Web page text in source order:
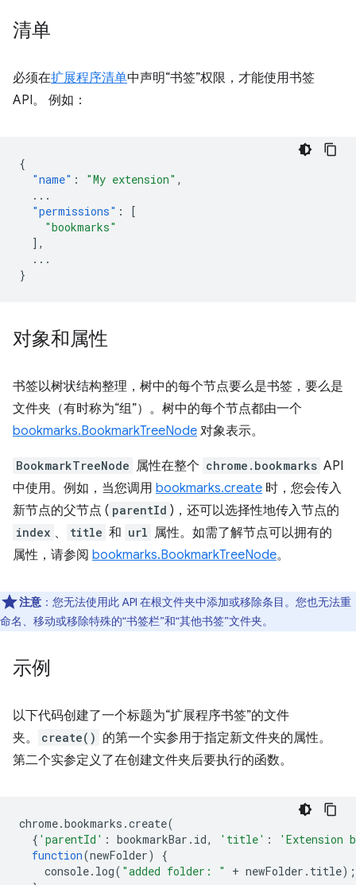
清单
必须在扩展程序清单中声明“书签”权限，才能使用书签
API。 例如：
{
"name" : "My extension" ,
...
"permissions" :
[
"bookmarks"
],
...
}
对象和属性
书签以树状结构整理，树中的每个节点要么是书签，要么是
文件夹（有时称为“组”）。 树中的每个节点都由一个
bookmarks.BookmarkTreeNode 对象表示。
BookmarkTreeNode 属性在整个 chrome.bookmarks API
中使用。例如，当您调用 bookmarks.create 时，您会传入
新节点的父节点 ( parentId )，还可以选择性地传入节点的
index 、 title 和 url 属性。如需了解节点可以拥有的
属性，请参阅 bookmarks.BookmarkTreeNode。
注意 ：您无法使用此 API 在根文件夹中添加或移除条目。您也无法重
命名、移动或移除特殊的“书签栏”和“其他书签”文件夹。
示例
以下代码创建了一个标题为“扩展程序书签”的文件
夹。
create() 的第一个实参用于指定新文件夹的属性。
第二个实参定义了在创建文件夹后要执行的函数。
chrome.bookmarks .create(
{ 'parentId' : bookmarkBar . id, 'title' :
'Extension
function(newFolder)
{
console. log( "added folder: " + newFolder . title);